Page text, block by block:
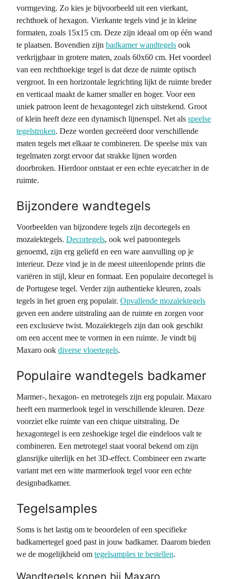
vormgeving. Zo kies je bijvoorbeeld uit een vierkant,
rechthoek of hexagon. Vierkante tegels vind je in kleine
formaten, zoals 15x15 cm. Deze zijn ideaal om op één wand
te plaatsen. Bovendien zijn badkamer wandtegels ook
verkrijgbaar in grotere maten, zoals 60x60 cm. Het voordeel
van een rechthoekige tegel is dat deze de ruimte optisch
vergroot. In een horizontale legrichting lijkt de ruimte breder
en verticaal maakt de kamer smaller en hoger. Voor een
uniek patroon leent de hexagontegel zich uitstekend. Groot
of klein heeft deze een dynamisch lijnenspel. Net als speelse
tegelstroken. Deze worden gecreëerd door verschillende
maten tegels met elkaar te combineren. De speelse mix van
tegelmaten zorgt ervoor dat strakke lijnen worden
doorbroken. Hierdoor ontstaat er een echte eyecatcher in de
ruimte.
Bijzondere wandtegels
Voorbeelden van bijzondere tegels zijn decortegels en
mozaïektegels. Decortegels, ook wel patroontegels
genoemd, zijn erg geliefd en een ware aanvulling op je
interieur. Deze vind je in de meest uiteenlopende prints die
variëren in stijl, kleur en formaat. Een populaire decortegel is
de Portugese tegel. Verder zijn authentieke kleuren, zoals
tegels in het groen erg populair. Opvallende mozaïektegels
geven een andere uitstraling aan de ruimte en zorgen voor
een exclusieve twist. Mozaïektegels zijn dan ook geschikt
om een accent mee te vormen in een ruimte. Je vindt bij
Maxaro ook diverse vloertegels.
Populaire wandtegels badkamer
Marmer-, hexagon- en metrotegels zijn erg populair. Maxaro
heeft een marmerlook tegel in verschillende kleuren. Deze
voorziet elke ruimte van een chique uitstraling. De
hexagontegel is een zeshoekige tegel die eindeloos valt te
combineren. Een metrotegel staat vooral bekend om zijn
glansrijke uiterlijk en het 3D-effect. Combineer een zwarte
variant met een witte marmerlook tegel voor een echte
designbadkamer.
Tegelsamples
Soms is het lastig om te beoordelen of een specifieke
badkamertegel goed past in jouw badkamer. Daarom bieden
we de mogelijkheid om tegelsamples te bestellen.
Wandtegels kopen bij Maxaro